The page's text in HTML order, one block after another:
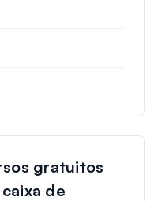
gratuitos
de